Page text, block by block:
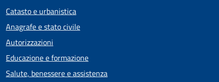
Catasto e urbanistica
Anagrafe e stato civile
Autorizzazioni
Educazione e formazione
Salute, benessere e assistenza